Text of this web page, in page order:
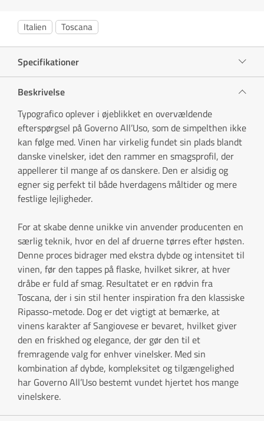
Italien Toscana
Specifikationer
Beskrivelse
Typografico oplever i øjeblikket en overvældende
efterspørgsel på Governo All’Uso, som de simpelthen ikke
kan følge med. Vinen har virkelig fundet sin plads blandt
danske vinelsker, idet den rammer en smagsprofil, der
appellerer til mange af os danskere. Den er alsidig og
egner sig perfekt til både hverdagens måltider og mere
festlige lejligheder.
For at skabe denne unikke vin anvender producenten en
særlig teknik, hvor en del af druerne tørres efter høsten.
Denne proces bidrager med ekstra dybde og intensitet til
vinen, før den tappes på flaske, hvilket sikrer, at hver
dråbe er fuld af smag. Resultatet er en rødvin fra
Toscana, der i sin stil henter inspiration fra den klassiske
Ripasso-metode. Dog er det vigtigt at bemærke, at
vinens karakter af Sangiovese er bevaret, hvilket giver
den en friskhed og elegance, der gør den til et
fremragende valg for enhver vinelsker. Med sin
kombination af dybde, kompleksitet og tilgængelighed
har Governo All’Uso bestemt vundet hjertet hos mange
vinelskere.